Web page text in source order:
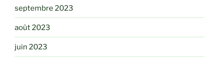
septembre 2023
août 2023
juin 2023